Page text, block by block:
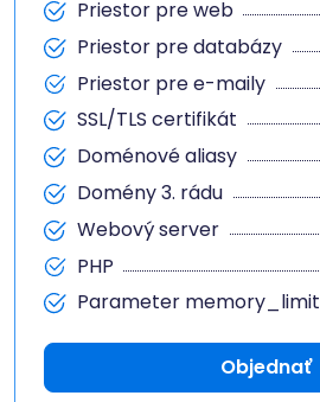
Priestor pre web
Priestor pre databázy
Priestor pre e-maily
SSL/TLS certifikát
Doménové aliasy
Domény 3. rádu
Webový server
PHP
Parameter memory_limit
Objednať